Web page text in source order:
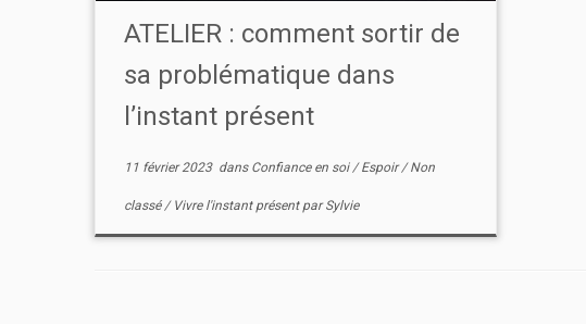
ATELIER : comment sortir de
sa problématique dans
l’instant présent
11 février 2023dans Confiance en soi/Espoir/Non
classé/ Vivre l'instant présent parSylvie